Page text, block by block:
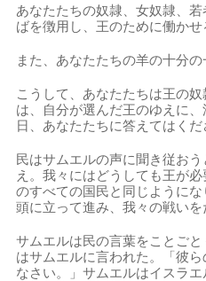
あなたたちの奴隷、女奴隷、
ばを徴用し、王のために働かせ
また、あなたたちの羊の十分の
こうして、あなたたちは王の
は、自分が選んだ王のゆえに
日、あなたたちに答えてはくだ
民はサムエルの声に聞き従お
え。我々にはどうしても王が
のすべての国民と同じように
頭に立って進み、我々の戦いを
サムエルは民の言葉をことご
はサムエルに言われた。「彼
なさい。」サムエルはイスラ